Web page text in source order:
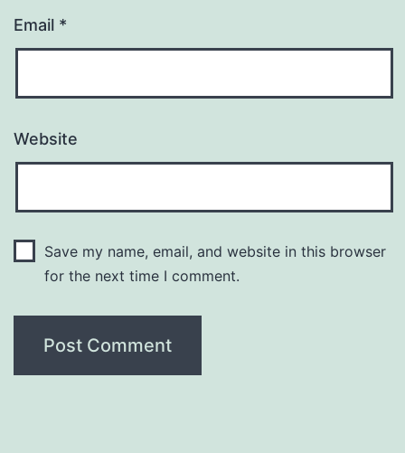
Email *
Website
Save my name, email, and website in this browser
for the next time I comment.